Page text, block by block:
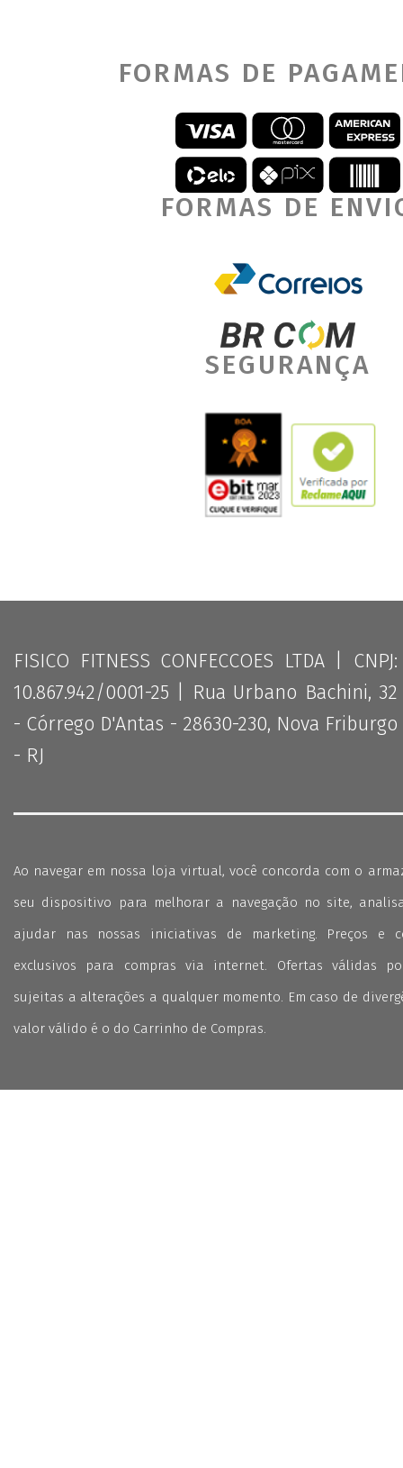
FORMAS DE
FORMAS DE
SEGURANÇA
FISICO FITNESS CONFECCOES LTDA | CNPJ:
10.867.942/0001-25 | Rua Urbano Bachini, 32
- Córrego D'Antas - 28630-230, Nova Friburgo
- RJ
Ao navegar em nossa loja virtual, você concorda com o
seu dispositivo para melhorar a navegação no site,
ajudar nas nossas iniciativas de marketing. Preços e
exclusivos para compras via internet. Ofertas válidas
sujeitas a alterações a qualquer momento. Em caso de
valor válido é o do Carrinho de Compras.